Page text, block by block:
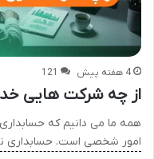
4 هفته پیش 121
از چه شرکت هایی
همه ما می دانیم که
امور شخصی است. حسابداری